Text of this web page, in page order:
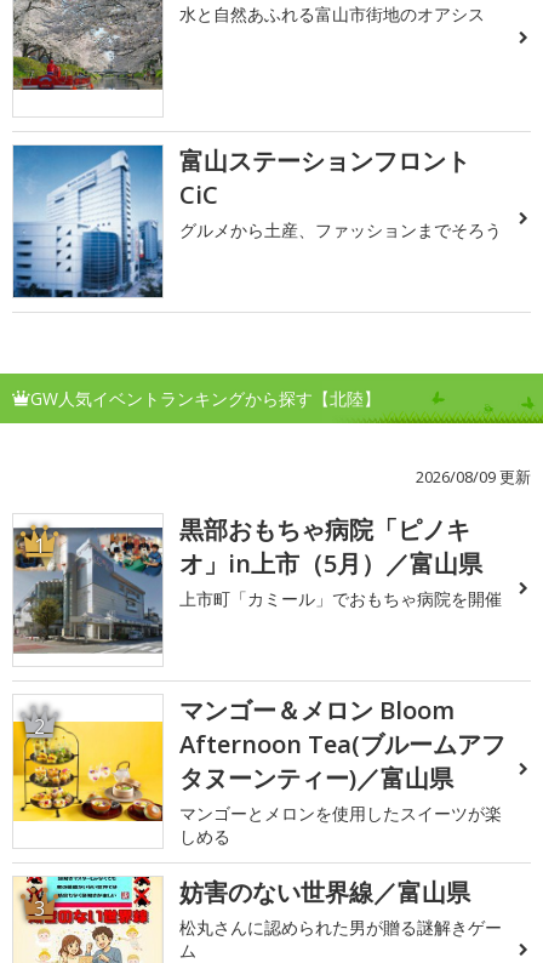
水と自然あふれる富山市街地のオアシス
富山ステーションフロント
CiC
グルメから土産、ファッションまでそろう
GW人気イベントランキングから探す【北陸】
2026/08/09 更新
1
黒部おもちゃ病院「ピノキ
オ」in上市（5月）／富山県
上市町「カミール」でおもちゃ病院を開催
2
マンゴー＆メロン Bloom
Afternoon Tea(ブルームアフ
タヌーンティー)／富山県
マンゴーとメロンを使用したスイーツが楽
しめる
3 妨害のない世界線／富山県
松丸さんに認められた男が贈る謎解きゲー
ム